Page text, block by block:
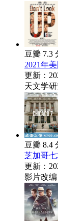
豆瓣 7.3
2021年
更新：
天文学
豆瓣 8.4
芝加哥七
更新：
影片改